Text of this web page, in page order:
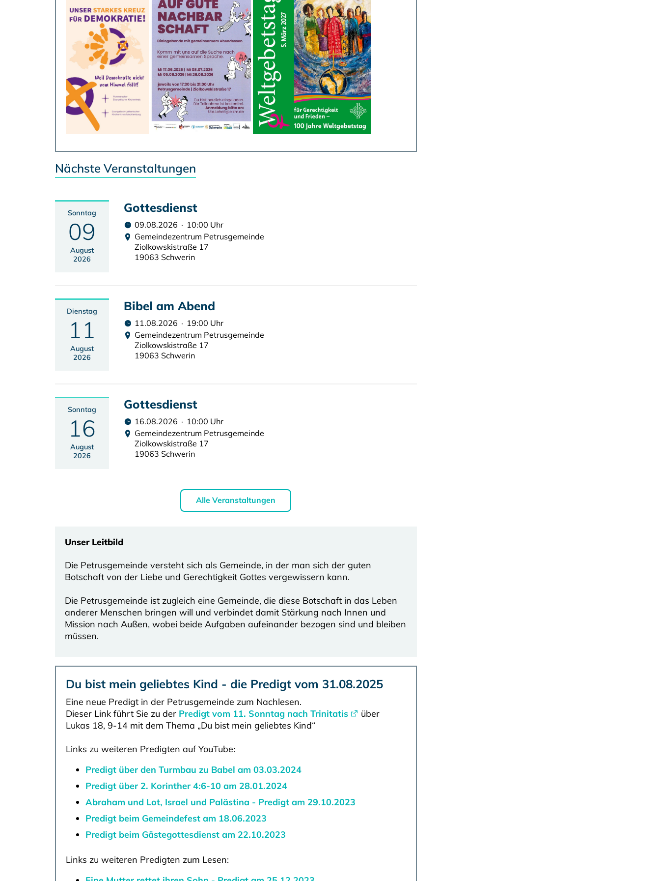
Nächste Veranstaltungen
Sonntag
09
August
2026
Gottesdienst
09.08.2026 · 10:00 Uhr
Gemeindezentrum Petrusgemeinde
Ziolkowskistraße 17
19063 Schwerin
Dienstag
11
August
2026
Bibel am Abend
11.08.2026 · 19:00 Uhr
Gemeindezentrum Petrusgemeinde
Ziolkowskistraße 17
19063 Schwerin
Sonntag
16
August
2026
Gottesdienst
16.08.2026 · 10:00 Uhr
Gemeindezentrum Petrusgemeinde
Ziolkowskistraße 17
19063 Schwerin
Alle Veranstaltungen
Unser Leitbild
Die Petrusgemeinde versteht sich als Gemeinde, in der man sich der guten
Botschaft von der Liebe und Gerechtigkeit Gottes vergewissern kann.
Die Petrusgemeinde ist zugleich eine Gemeinde, die diese Botschaft in das Leben
anderer Menschen bringen will und verbindet damit Stärkung nach Innen und
Mission nach Außen, wobei beide Aufgaben aufeinander bezogen sind und bleiben
müssen.
Du bist mein geliebtes Kind - die Predigt vom 31.08.2025
Eine neue Predigt in der Petrusgemeinde zum Nachlesen.
Dieser Link führt Sie zu der Predigt vom 11. Sonntag nach Trinitatis
über
Lukas 18, 9-14 mit dem Thema „Du bist mein geliebtes Kind“
Links zu weiteren Predigten auf YouTube:
Predigt über den Turmbau zu Babel am 03.03.2024
Predigt über 2. Korinther 4:6-10 am 28.01.2024
Abraham und Lot, Israel und Palästina - Predigt am 29.10.2023
Predigt beim Gemeindefest am 18.06.2023
Predigt beim Gästegottesdienst am 22.10.2023
Links zu weiteren Predigten zum Lesen: